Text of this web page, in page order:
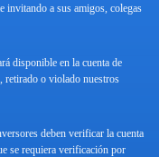
invitando a sus amigos, colegas
disponible en la cuenta de
retirado o violado nuestros
deben verificar la cuenta
se requiera verificación por